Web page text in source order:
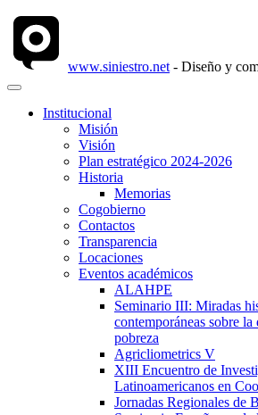
www.siniestro.net - Diseño y
Institucional
Misión
Visión
Plan estratégico 2024-2026
Historia
Memorias
Cogobierno
Contactos
Transparencia
Locaciones
Eventos académicos
ALAHPE
Seminario III: Miradas
contemporáneas sobre
pobreza
Agricliometrics V
XIII Encuentro de
Latinoamericanos en
Jornadas Regionales de